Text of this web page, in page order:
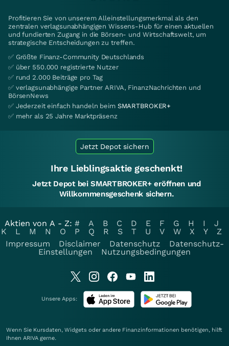
Profitieren Sie von unserem Alleinstellungsmerkmal als den
zentralen verlagsunabhängigen Wissens-Hub für einen aktuellen
und fundierten Zugang in die Börsen- und Wirtschaftswelt, um
strategische Entscheidungen zu treffen.
✅ Größte Finanz-Community Deutschlands
✅ über 550.000 registrierte Nutzer
✅ rund 2.000 Beiträge pro Tag
✅ verlagsunabhängige Partner ARIVA, FinanzNachrichten und
BörsenNews
✅ Jederzeit einfach handeln beim SMARTBROKER+
✅ mehr als 25 Jahre Marktpräsenz
Jetzt Depot sichern
Ihre Lieblingsaktie geschenkt!
Jetzt Depot bei SMARTBROKER+ eröffnen und
Willkommensgeschenk sichern.
Aktien von A - Z: # A B C D E F G H I
J
K
L M N O P Q R S T U V W X Y
Z
Impressum
Disclaimer Datenschutz
Datenschutz-
Einstellungen
Nutzungsbedingungen
Unsere Apps:
Wenn Sie Kursdaten, Widgets oder andere Finanzinformationen benötigen, hilft
Ihnen ARIVA gerne.